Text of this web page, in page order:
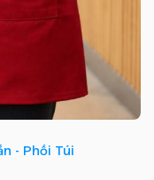
- Phối Túi